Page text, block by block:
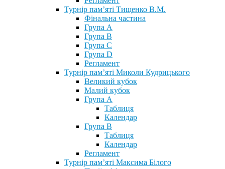
Турнір пам’яті Тищенко В.М.
Фінальна частина
Група А
Група В
Група С
Група D
Регламент
Турнір пам’яті Миколи Кудрицького
Великий кубок
Малий кубок
Група А
Таблиця
Календар
Група В
Таблиця
Календар
Регламент
Турнір пам’яті Максима Білого